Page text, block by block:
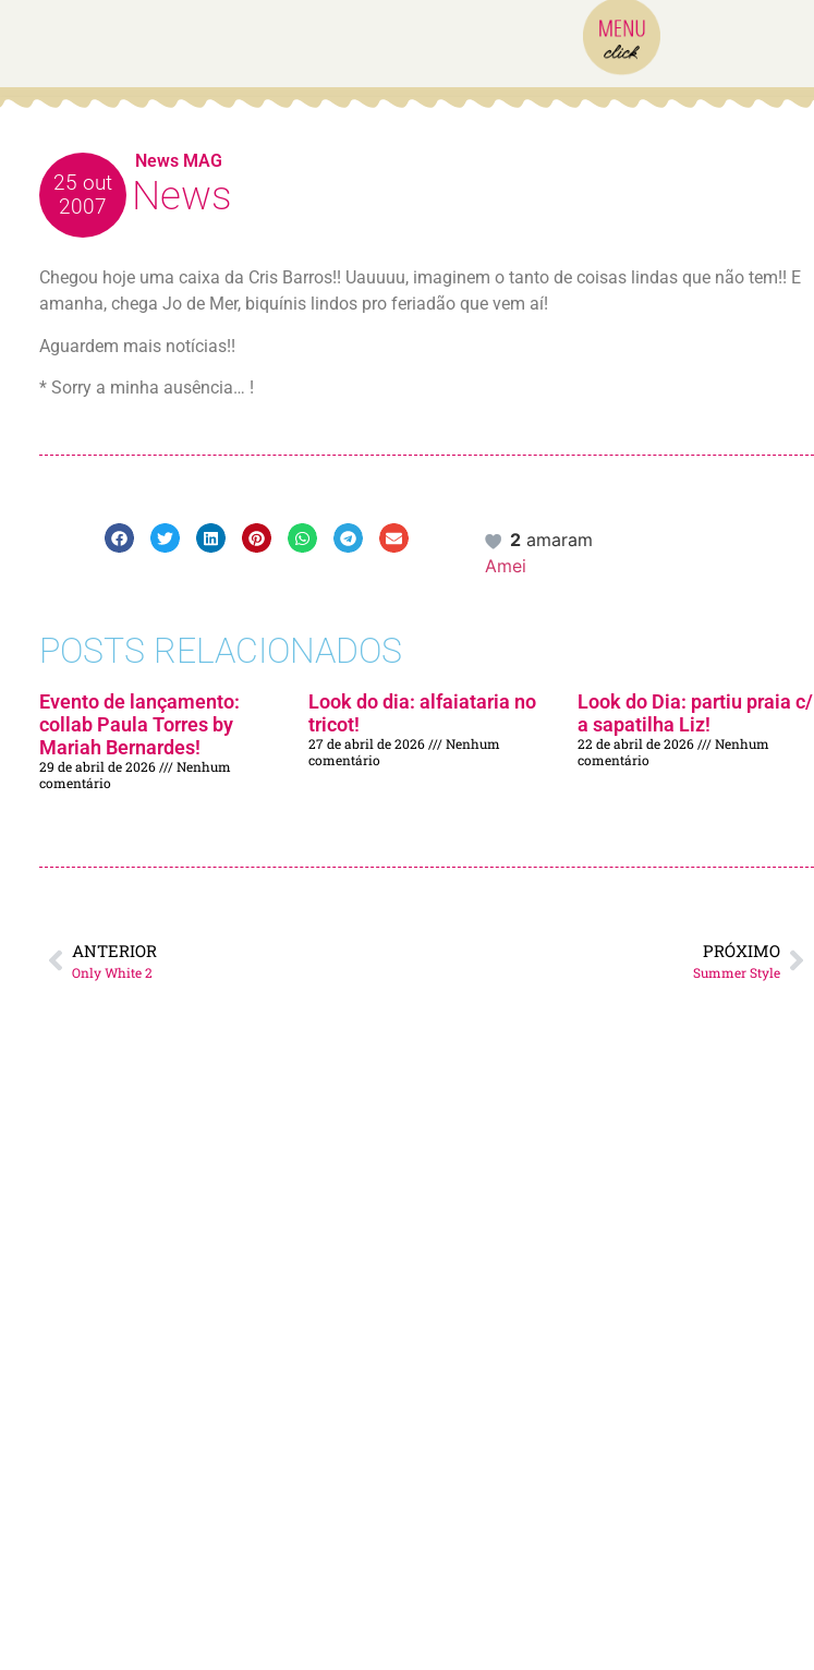
25 out
2007
News
Chegou hoje uma caixa da Cris Barros!! Uauuuu, imaginem o tanto de coisas lindas que não tem!! E
amanha, chega Jo de Mer, biquínis lindos pro feriadão que vem aí!
Aguardem mais notícias!!
* Sorry a minha ausência… !
2 amaram
Amei
POSTS RELACIONADOS
Evento de lançamento:
collab Paula Torres by
Mariah Bernardes!
29 de abril de 2026
Nenhum
comentário
Look do dia: alfaiataria no
tricot!
27 de abril de 2026
Nenhum
comentário
Look do Dia: partiu praia c/
a sapatilha Liz!
22 de abril de 2026
Nenhum
comentário
ANTERIOR
Only White 2
PRÓXIMO
Summer Style
News MAG